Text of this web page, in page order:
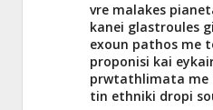
vre malakes
kanei glastroules
exoun pathos me
proponisi kai
prwtathlimata me
tin ethniki dropi